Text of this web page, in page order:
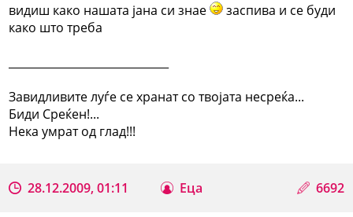
видиш како нашата јана си знае
заспива и се буди
како што треба
Завидливите луѓе се хранат со твојата несреќа...
Биди Среќен!...
Нека умрат од глад!!!
28.12.2009, 01:11 Еца 6692